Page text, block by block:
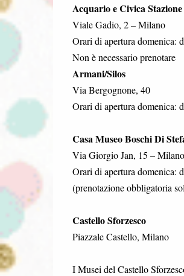
Acquario e Civica
Viale Gadio, 2 – Milano
Orari di apertura domenica:
Non è necessario prenotare
Armani/Silos
Via Bergognone, 40
Orari di apertura domenica:
Casa Museo Boschi Di
Via Giorgio Jan, 15 – Milano
Orari di apertura domenica:
(prenotazione obbligatoria
Castello Sforzesco
Piazzale Castello, Milano
I Musei del Castello